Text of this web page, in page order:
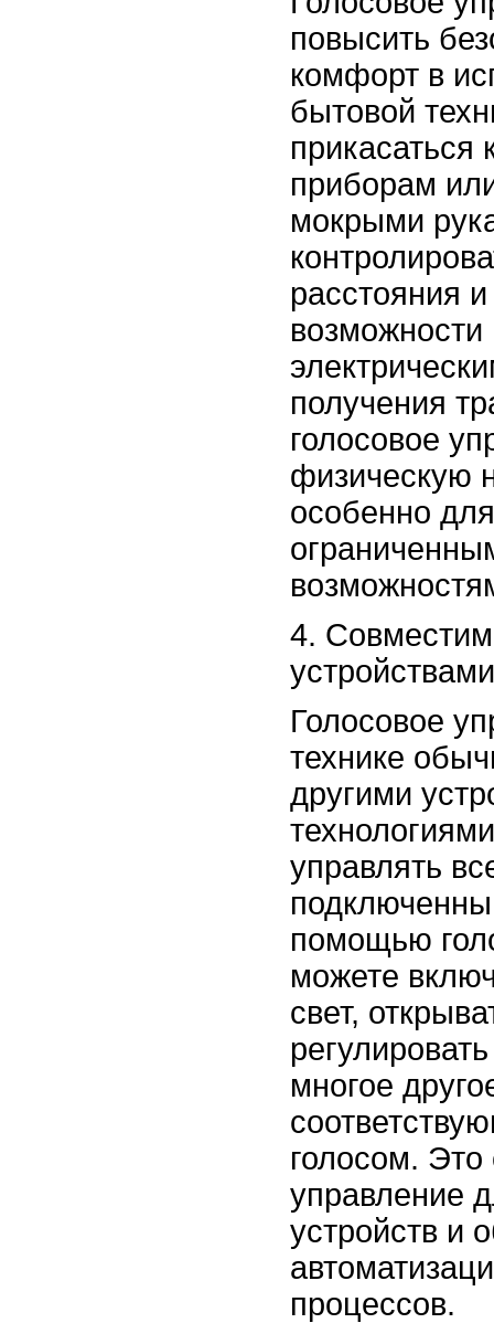
повысить
комфорт в
бытовой
прикасаться
приборам
мокрыми
расстояния
получения
голосовое
физическую
особенно
Голосовое
технике
другими
управлять
помощью
можете
свет,
многое
голосом. Это
управление
устройств и
процессов.